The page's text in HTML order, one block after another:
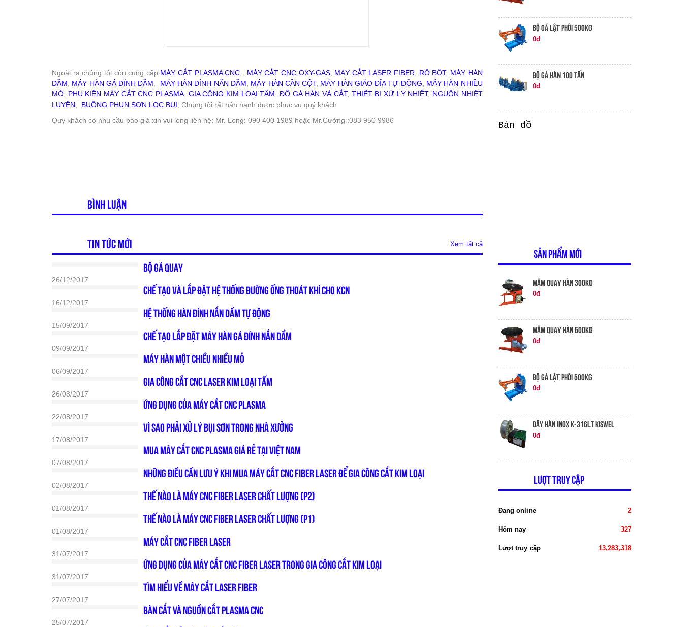
Ngoài ra chúng tôi còn cung cấp MÁY CẮT PLASMA CNC MÁY CẮT CNC OXY-GAS, MÁY CẮT LASER FIBER RÔ BỐT, MÁY HÀN
DẦM
MÁY HÀN GÁ ĐÍNH DẦM MÁY HÀN ĐÍNH NẮN DẦM MÁY HÀN CẦN CỘT, MÁY HÀN GIÁO ĐĨA TỰ ĐỘNG
MÁY HÀN NHIỀU
MỎ
PHỤ KIỆN MÁY CẮT CNC PLASMA GIA CÔNG KIM LOẠI TẤM ,ĐỒ GÁ HÀN VÀ CẮT, THIẾT BỊ XỬ LÝ NHIỆT, NGUỒN NHIỆT
LUYỆN
BUỒNG PHUN SƠN LỌC BỤI , Chúng tôi rất hân hạnh được phục vụ quý khách
Qúy khách có nhu cầu báo giá xin vui lòng liên hệ: Mr. Long: 090 400 1989 hoặc Mr.Cường :083 950 9986
Bình luận
Tin tức mới Xem tất cả
Bộ gá quay
26/12/2017
CHẾ TẠO VÀ LẮP ĐẶT HỆ THỐNG ĐƯỜNG ỐNG THOÁT KHÍ CHO KCN
16/12/2017
HỆ THỐNG HÀN ĐÍNH NẮN DẦM TỰ ĐỘNG
15/09/2017
CHẾ TẠO LẮP ĐẶT MÁY HÀN GÁ ĐÍNH NẮN DẦM
09/09/2017
MÁY HÀN MỘT CHIỀU NHIỀU MỎ
06/09/2017
GIA CÔNG CẮT CNC LASER KIM LOẠI TẤM
26/08/2017
ỨNG DỤNG CỦA MÁY CẮT CNC PLASMA
22/08/2017
VÌ SAO PHẢI XỬ LÝ BỤI SƠN TRONG NHÀ XƯỞNG
17/08/2017
Mua máy cắt CNC Plasma giá rẻ tại Việt Nam
07/08/2017
NHỮNG ĐIỀU CẦN LƯU Ý KHI MUA MÁY CẮT CNC FIBER LASER ĐỂ GIA CÔNG CẮT KIM LOẠI
02/08/2017
THẾ NÀO LÀ MÁY CNC FIBER LASER CHẤT LƯỢNG (P2)
01/08/2017
THẾ NÀO LÀ MÁY CNC FIBER LASER CHẤT LƯỢNG (P1)
01/08/2017
MÁY CẮT CNC FIBER LASER
31/07/2017
ỨNG DỤNG CỦA MÁY CẮT CNC FIBER LASER TRONG GIA CÔNG CẮT KIM LOẠI
31/07/2017
TÌM HIỂU VỀ MÁY CẮT LASER FIBER
27/07/2017
Bàn cắt và nguồn cắt Plasma CNC
25/07/2017
BỘ GÁ LẬT PHÔI 500KG
0đ
BỘ GÁ HÀN 100 TẤN
0đ
Bản đồ
SẢN PHẨM MỚI
MÂM QUAY HÀN 300KG
0đ
MÂM QUAY HÀN 500KG
0đ
BỘ GÁ LẬT PHÔI 500KG
0đ
DÂY HÀN INOX K-316LT KISWEL
0đ
Lượt truy cập
Đang online 2
Hôm nay 327
Lượt truy cập 13,283,318